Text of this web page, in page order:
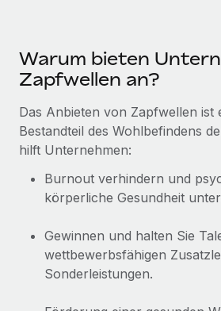
Benefits
Mühelose Verwaltung von Benefits
Neues zu Remote-Produkten:
Gusto und Zero und
Auch im neuen Jahr wollen wir bei
Mehr erfahren
Wie Phiture 55
mit Remote verwaltet
Phiture ist der unumstrittene
Warum bieten
Zapfwellen an?
Das Anbieten von Zapfwellen ist
Bestandteil des Wohlbefindens
hilft Unternehmen:
Burnout verhindern und
körperliche Gesundheit
Gewinnen und halten Sie
wettbewerbsfähigen
Sonderleistungen.